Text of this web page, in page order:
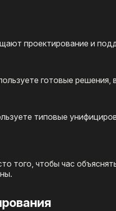
проектирование и
готовые решения,
типовые
того, чтобы час